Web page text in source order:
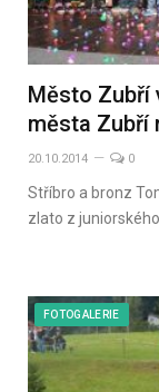
Město Zubří
města Zubří
20.10.2014 0
Stříbro a bronz
zlato z
FOTOGALERIE